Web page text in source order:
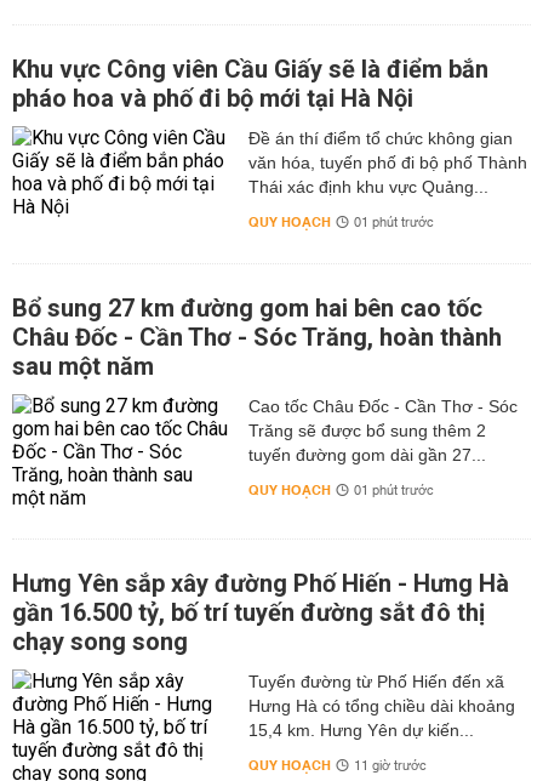
Khu vực Công viên Cầu Giấy sẽ là điểm bắn
pháo hoa và phố đi bộ mới tại Hà Nội
Đề án thí điểm tổ chức không gian
văn hóa, tuyến phố đi bộ phố Thành
Thái xác định khu vực Quảng...
QUY HOẠCH 01 phút trước
Bổ sung 27 km đường gom hai bên cao tốc
Châu Đốc - Cần Thơ - Sóc Trăng, hoàn thành
sau một năm
Cao tốc Châu Đốc - Cần Thơ - Sóc
Trăng sẽ được bổ sung thêm 2
tuyến đường gom dài gần 27...
QUY HOẠCH 01 phút trước
Hưng Yên sắp xây đường Phố Hiến - Hưng Hà
gần 16.500 tỷ, bố trí tuyến đường sắt đô thị
chạy song song
Tuyến đường từ Phố Hiến đến xã
Hưng Hà có tổng chiều dài khoảng
15,4 km. Hưng Yên dự kiến...
QUY HOẠCH 11 giờ trước